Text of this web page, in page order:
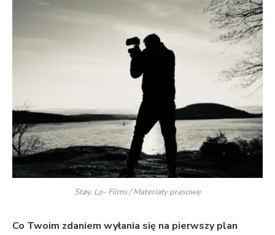
Støy. Lo- Films / Materiały prasowe
Co Twoim zdaniem wyłania się na pierwszy plan